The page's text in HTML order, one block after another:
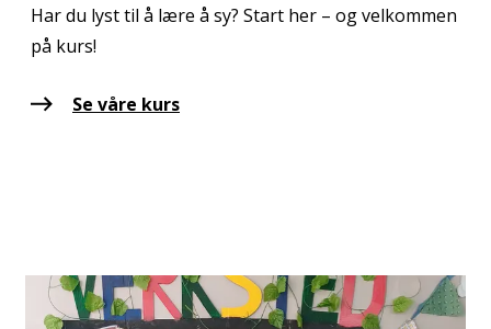
Har du lyst til å lære å sy? Start her – og velkommen
på kurs!
Se våre kurs